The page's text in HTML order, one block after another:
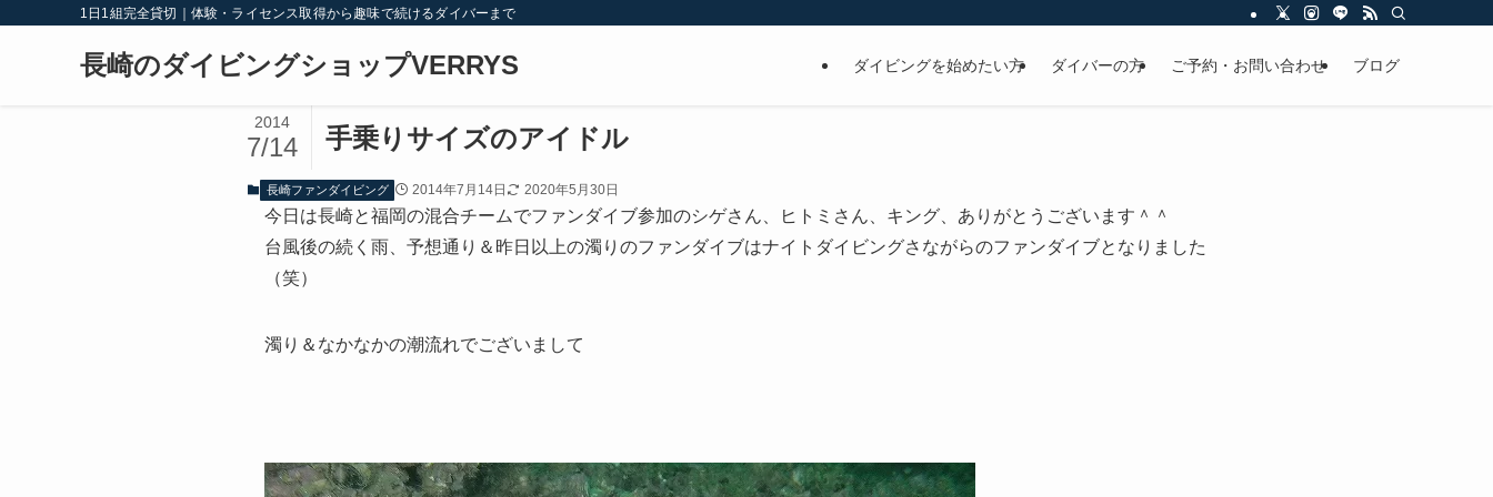
1日1組完全貸切｜体験・ライセンス取得から趣味で続けるダイバーまで
長崎のダイビングショップVERRYS ダイビングを始めたい方 ダイバーの方 ご予約・お問い合わせ ブログ
手乗りサイズのアイドル
2014
7/14
長崎ファンダイビング 2014年7月14日 2020年5月30日
今日は長崎と福岡の混合チームでファンダイブ参加のシゲさん、ヒトミさん、キング、ありがとうございます＾＾
台風後の続く雨、予想通り＆昨日以上の濁りのファンダイブはナイトダイビングさながらのファンダイブとなりました
（笑）
濁り＆なかなかの潮流れでございまして